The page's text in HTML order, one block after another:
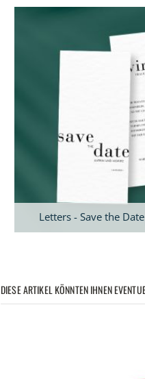
Letters - Save the
DIESE ARTIKEL KÖNNTEN IHNEN